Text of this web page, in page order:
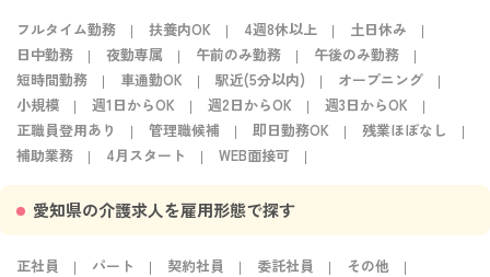
フルタイム勤務 扶養内OK 4週8休以上
土日休み
日中勤務
夜勤専属 午前のみ勤務
午後のみ勤務
短時間勤務
車通勤OK 駅近(5分以内)
オープニング
小規模
週1日からOK 週2日からOK
週3日からOK
正職員登用あり
管理職候補 即日勤務OK
残業ほぼなし
補助業務
4月スタート WEB面接可
愛知県の介護求人を雇用形態で探す
正社員 パート 契約社員 委託社員 その他